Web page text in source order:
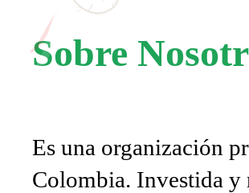
Sobre
Es una organización
Colombia. Investida y